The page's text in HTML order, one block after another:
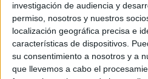
investigación de audiencia y
permiso, nosotros y nuestros
localización geográfica precisa e
características de dispositivos.
su consentimiento a nosotros y a
que llevemos a cabo el
Etiquetas: La universidad - un